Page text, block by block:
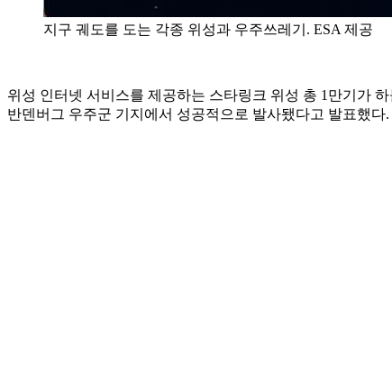
지구 궤도를 도는 각종 위성과 우주쓰레기. ESA 제공
위성 인터넷 서비스를 제공하는 스타링크 위성 총 1만기가
반덴버그 우주군 기지에서 성공적으로 발사됐다고 발표했